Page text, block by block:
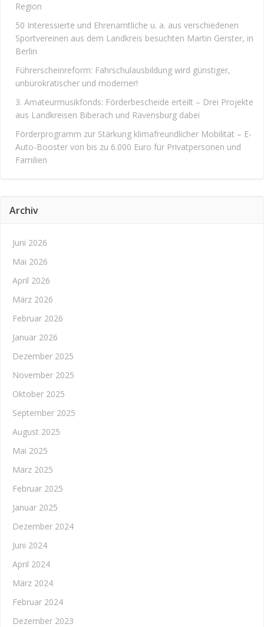
Region
50 Interessierte und Ehrenamtliche u. a. aus verschiedenen
Sportvereinen aus dem Landkreis besuchten Martin Gerster, in
Berlin
Führerscheinreform: Fahrschulausbildung wird günstiger,
unbürokratischer und moderner!
3. Amateurmusikfonds: Förderbescheide erteilt – Drei Projekte
aus Landkreisen Biberach und Ravensburg dabei
Förderprogramm zur Stärkung klimafreundlicher Mobilität – E-
Auto-Booster von bis zu 6.000 Euro für Privatpersonen und
Familien
Archiv
Juni 2026
Mai 2026
April 2026
März 2026
Februar 2026
Januar 2026
Dezember 2025
November 2025
Oktober 2025
September 2025
August 2025
Mai 2025
März 2025
Februar 2025
Januar 2025
Dezember 2024
Juni 2024
April 2024
März 2024
Februar 2024
Dezember 2023